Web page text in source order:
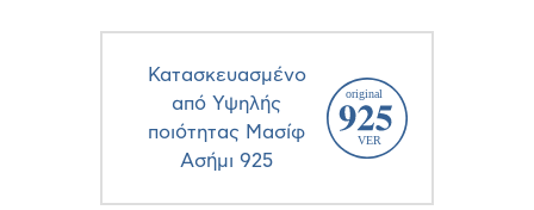
Κατασκευασμένο
από Υψηλής
ποιότητας Μασίφ
Ασήμι 925